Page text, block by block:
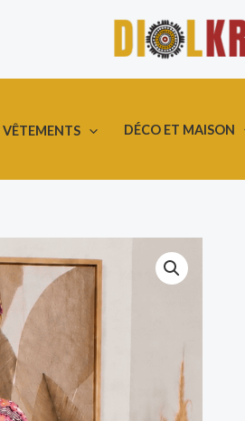
VÊTEMENTS DÉCO ET MAISON